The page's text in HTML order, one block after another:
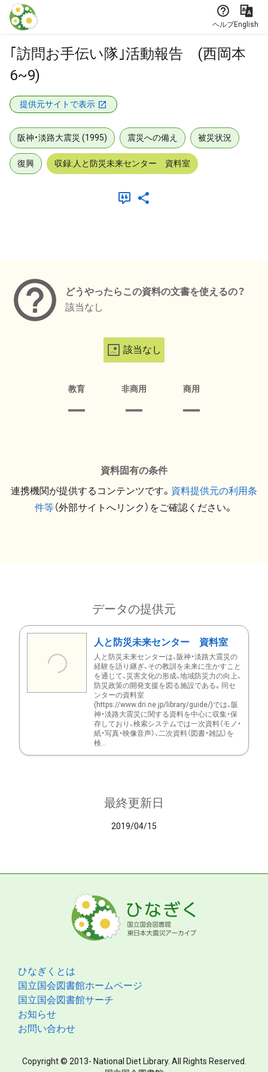
本文に飛ぶ
ヘルプEnglish
｢訪問お手伝い隊｣活動報告 (西岡本
6~9)
提供元サイトで表示
阪神・淡路大震災 (1995) 震災への備え 被災状況
復興 収録:人と防災未来センター 資料室
どうやったらこの資料の文書を使えるの？
該当なし
該当なし
教育 非商用 商用
資料固有の条件
連携機関が提供するコンテンツです。 資料提供元の利用条
件等（外部サイトへリンク）をご確認ください。
データの提供元
人と防災未来センター 資料室
人と防災未来センターは、阪神・淡路大震災の
経験を語り継ぎ、その教訓を未来に生かすこと
を通じて、災害文化の形成、地域防災力の向上、
防災政策の開発支援を図る施設である。同セ
ンターの資料室
(https://www.dri.ne.jp/library/guide/)では、阪
神・淡路大震災に関する資料を中心に収集・保
存しており、検索システムでは一次資料（モノ・
紙・写真・映像音声）、二次資料（図書・雑誌）を
検...
最終更新日
2019/04/15
ひなぎくとは
国立国会図書館ホームページ
国立国会図書館サーチ
お知らせ
お問い合わせ
Copyright © 2013- National Diet Library. All Rights Reserved.